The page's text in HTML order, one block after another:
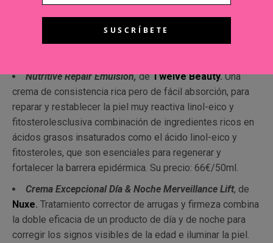
gravitatorias, causadas por gestos repetidos y pérdida de
Nutritive Repair Emulsion,deTwelve Beauty.Una
crema de consistencia rica pero de fácil absorción, para
reparar y restablecer la piel muy reactiva linol-eico y
fitosterolesclusiva combinación de ingredientes ricos en
ácidos grasos insaturados como el ácido linol-eico y
fitosteroles, que son esenciales para regenerar y
fortalecer la barrera epidérmica. Su precio: 66€/50ml.
Crema Excepcional Día & Noche Merveillance Lift, de
Nuxe. Tratamiento corrector de arrugas y firmeza combina
la doble eficacia de un producto de día y de noche para
corregir los signos visibles de la edad e iluminar la piel.